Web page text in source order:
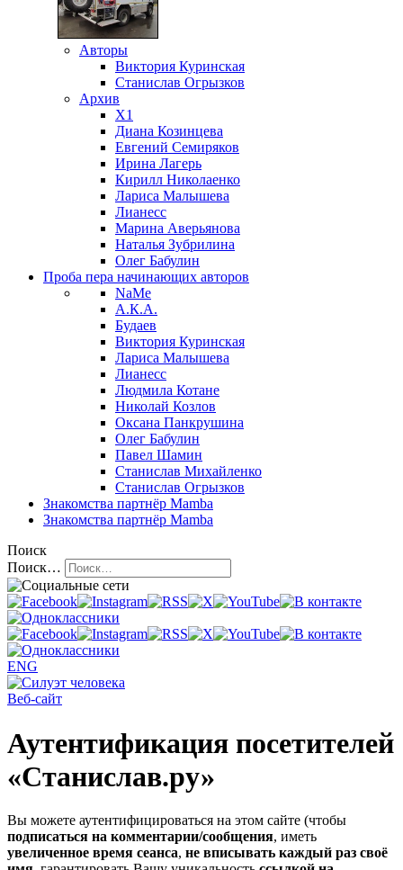
Авторы
Виктория Куринская
Станислав Огрызков
Архив
X1
Диана Козинцева
Евгений Семиряков
Ирина Лагерь
Кирилл Николаенко
Лариса Малышева
Лианесс
Марина Аверьянова
Наталья Зубрилина
Олег Бабулин
Проба пера начинающих авторов
NaMe
А.К.А.
Будаев
Виктория Куринская
Лариса Малышева
Лианесс
Людмила Котане
Николай Козлов
Оксана Панкрушина
Олег Бабулин
Павел Шамин
Станислав Михайленко
Станислав Огрызков
Знакомства партнёр Mamba
Знакомства партнёр Mamba
Поиск
Поиск…
ENG
Веб-сайт
Аутентификация посетителей
«Станислав.ру»
Вы можете аутентифицироваться на этом сайте (чтобы
подписаться на комментарии/сообщения, иметь
увеличенное время сеанса, не вписывать каждый раз своё